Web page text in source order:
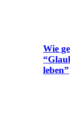
Wie
leben”